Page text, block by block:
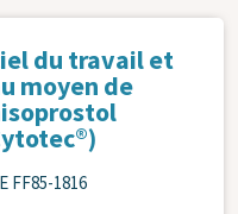
du travail et
moyen de
FF85-1816